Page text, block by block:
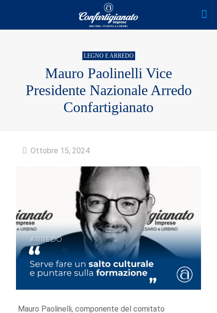
LEGNO E ARREDO
Mauro Paolinelli Vice
Presidente Nazionale Arredo
Confartigianato
Ottobre 15, 2024
Mauro Paolinelli, componente del comitato